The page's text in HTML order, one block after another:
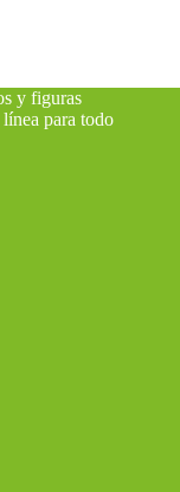
y figuras
para todo